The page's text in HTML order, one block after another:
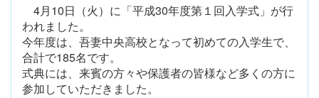
4月10日（火）に「平成30年度第１回入学式」が行
われました。
今年度は、吾妻中央高校となって初めての入学生で、
合計で185名です。
式典には、来賓の方々や保護者の皆様など多くの方に
参加していただきました。